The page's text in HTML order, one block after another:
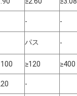
- -
パス -
≥120 ≥400
-